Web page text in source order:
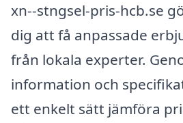
xn--stngsel-pris-hcb.se
dig att få anpassade
från lokala experter.
information och
ett enkelt sätt jämföra